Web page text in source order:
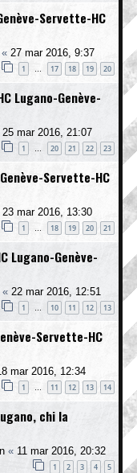
Servette-HC
« 27 mar 2016, 9:37
1 … 17 18 19 20
Lugano-Genève-
25 mar 2016, 21:07
1 … 20 21 22 23
Servette-HC
23 mar 2016, 13:30
1 … 18 19 20 21
Lugano-Genève-
« 22 mar 2016, 12:51
1 … 10 11 12 13
Servette-HC
mar 2016, 12:34
1 … 11 12 13 14
chi la
« 11 mar 2016, 20:32
1 2 3 4 5